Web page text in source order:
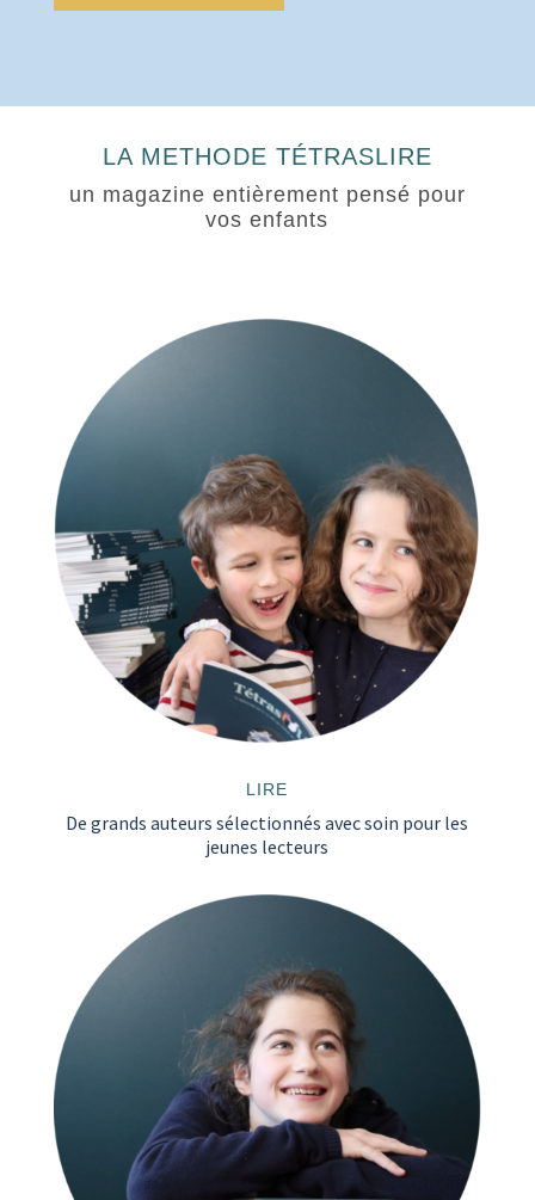
LA METHODE TÉTRASLIRE
un magazine entièrement pensé pour
vos enfants
LIRE
De grands auteurs sélectionnés avec soin pour les
jeunes lecteurs